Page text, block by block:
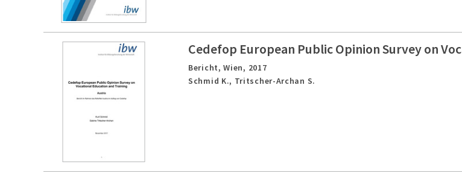
Cedefop European Public Opinion Survey on
Bericht,Wien, 2017
Schmid K., Tritscher-Archan S.